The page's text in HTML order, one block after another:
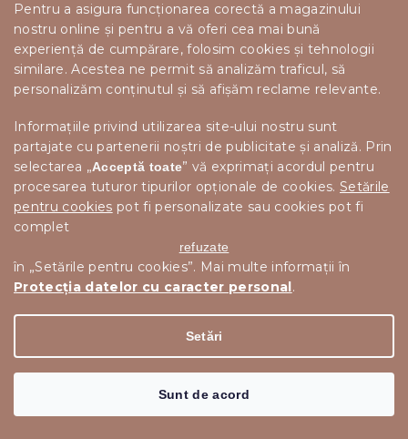
Pentru a asigura funcționarea corectă a magazinului
nostru online și pentru a vă oferi cea mai bună
experiență de cumpărare, folosim cookies și tehnologii
similare. Acestea ne permit să analizăm traficul, să
personalizăm conținutul și să afișăm reclame relevante.
Informațiile privind utilizarea site-ului nostru sunt
partajate cu partenerii noștri de publicitate și analiză. Prin
selectarea „Acceptă toate” vă exprimați acordul pentru
procesarea tuturor tipurilor opționale de cookies. Setările
pentru cookies pot fi personalizate sau cookies pot fi
complet
refuzate
în „Setările pentru cookies”. Mai multe informații în
Protecția datelor cu caracter personal.
Setări
Sunt de acord
Cod de reducere -10%
"MINUS10"
–3 %
In stoc